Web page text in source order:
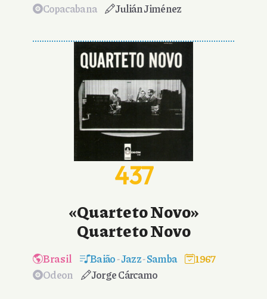
Copacabana
Julián Jiménez
437
«Quarteto Novo»
Quarteto Novo
Brasil Baião-Jazz-Samba
1967
Odeon
Jorge Cárcamo